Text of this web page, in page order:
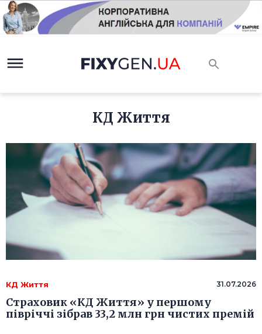
КД Життя
КД Життя 31.07.2026
Страховик «КД Життя» у першому
півріччі зібрав 33,2 млн грн чистих премій